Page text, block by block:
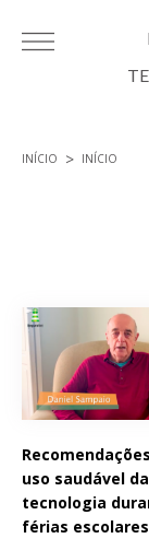
INÍCIO INÍCIO
uso saudável da
tecnologia
férias escolares
Páginas